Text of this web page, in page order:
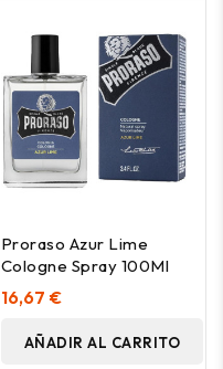
Proraso Azur Lime
Cologne Spray 100Ml
16,67 €
AÑADIR AL CARRITO